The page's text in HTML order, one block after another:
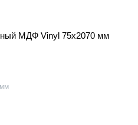
МДФ Vinyl 75x2070 мм